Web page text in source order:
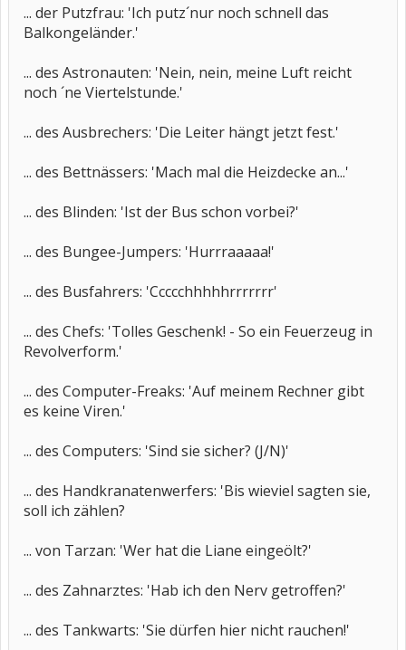
... der Putzfrau: 'Ich putz´nur noch schnell das
Balkongeländer.'
... des Astronauten: 'Nein, nein, meine Luft reicht
noch ´ne Viertelstunde.'
... des Ausbrechers: 'Die Leiter hängt jetzt fest.'
... des Bettnässers: 'Mach mal die Heizdecke an...'
... des Blinden: 'Ist der Bus schon vorbei?'
... des Bungee-Jumpers: 'Hurrraaaaa!'
... des Busfahrers: 'Ccccchhhhhrrrrrrr'
... des Chefs: 'Tolles Geschenk! - So ein Feuerzeug in
Revolverform.'
... des Computer-Freaks: 'Auf meinem Rechner gibt
es keine Viren.'
... des Computers: 'Sind sie sicher? (J/N)'
... des Handkranatenwerfers: 'Bis wieviel sagten sie,
soll ich zählen?
... von Tarzan: 'Wer hat die Liane eingeölt?'
... des Zahnarztes: 'Hab ich den Nerv getroffen?'
... des Tankwarts: 'Sie dürfen hier nicht rauchen!'